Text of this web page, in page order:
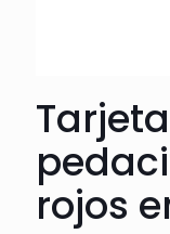
rojos